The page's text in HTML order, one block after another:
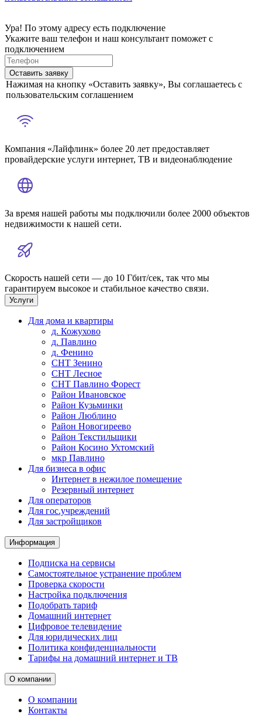
Ура! По этому адресу есть подключение
Укажите ваш телефон и наш консультант поможет с
подключением
Оставить заявку
Нажимая на кнопку «Оставить заявку», Вы соглашаетесь с
пользовательским соглашением
Компания «Лайфлинк» более 20 лет предоставляет
провайдерские услуги интернет, ТВ и видеонаблюдение
За время нашей работы мы подключили более 2000 объектов
недвижимости к нашей сети.
Скорость нашей сети — до 10 Гбит/сек, так что мы
гарантируем высокое и стабильное качество связи.
Услуги
Для дома и квартиры
д. Кожухово
д. Павлино
д. Фенино
СНТ Зенино
СНТ Лесное
СНТ Павлино Форест
Район Ивановское
Район Кузьминки
Район Люблино
Район Новогиреево
Район Текстильщики
Район Косино Ухтомский
мкр Павлино
Для бизнеса в офис
Интернет в нежилое помещение
Резервный интернет
Для операторов
Для гос.учреждений
Для застройщиков
Информация
Подписка на сервисы
Самостоятельное устранение проблем
Проверка скорости
Настройка подключения
Подобрать тариф
Домашний интернет
Цифровое телевидение
Для юридических лиц
Политика конфиденциальности
Тарифы на домашний интернет и ТВ
О компании
О компании
Контакты